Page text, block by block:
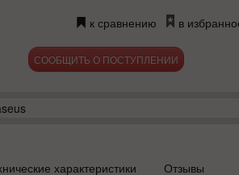
к сравнению в
СООБЩИТЬ О ПОСТУПЛЕНИИ
характеристики Отзывы